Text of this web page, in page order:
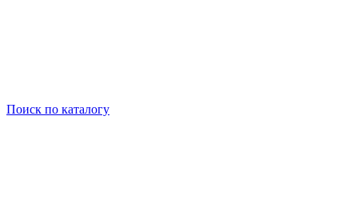
Поиск по каталогу